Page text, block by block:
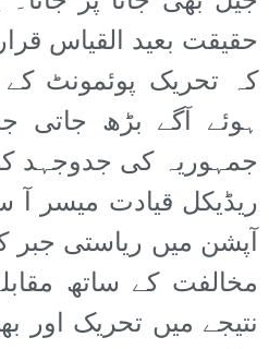
حقیقت بعید القیاس
کہ تحریک پوئمونٹ
ہوئے آگے بڑھ جاتی
جمہوریہ کی جدوجہد
ریڈیکل قیادت میسر
آپشن میں ریاستی جبر
مخالفت کے ساتھ
نتیجے میں تحریک اور